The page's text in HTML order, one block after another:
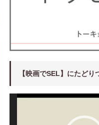
【映画でSEL】にたどり